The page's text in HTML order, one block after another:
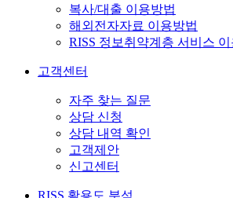
복사/대출 이용방법
해외전자자료 이용방법
RISS 정보취약계층 서비스 이
고객센터
자주 찾는 질문
상담 신청
상담 내역 확인
고객제안
신고센터
RISS 활용도 분석